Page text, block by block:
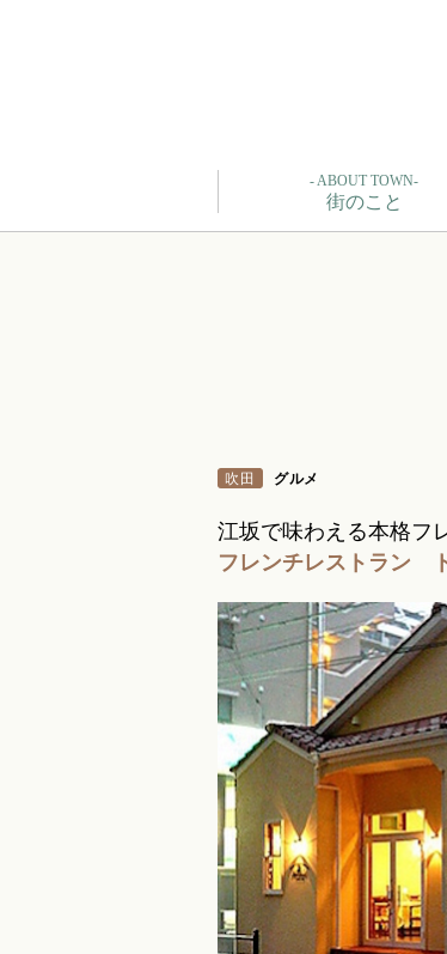
- ABOUT TOWN-
街のこと
吹田 グルメ
江坂で味わえる本格フ
フレンチレストラン